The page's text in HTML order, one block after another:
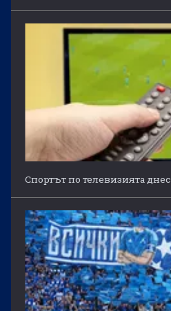
Спортът по телевизията днес